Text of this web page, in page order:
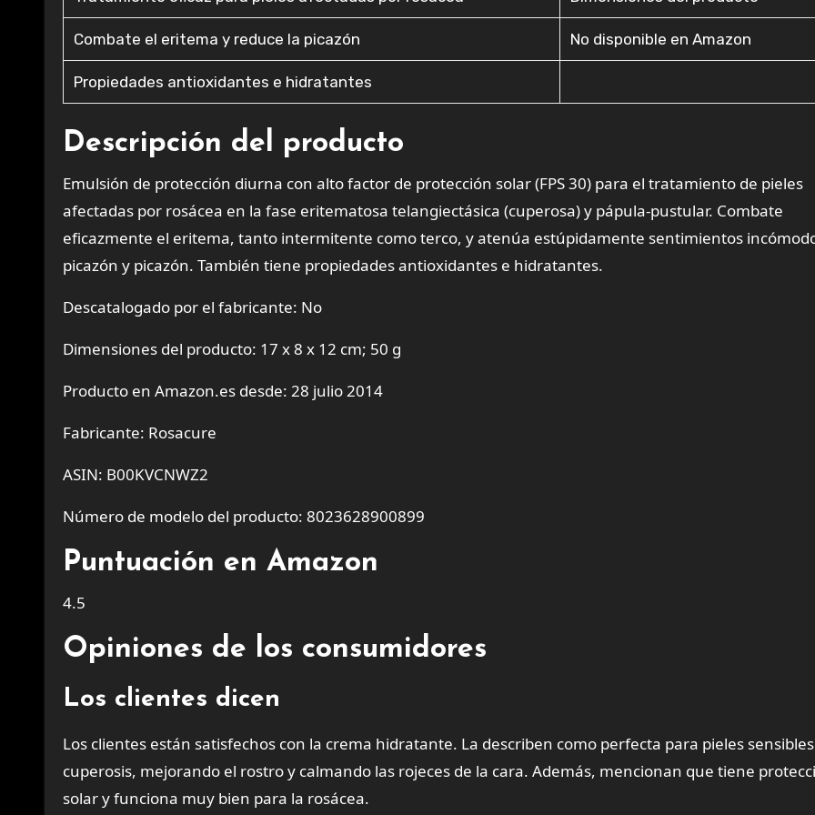
Combate el eritema y reduce la picazón No disponible en Amazon
Propiedades antioxidantes e hidratantes
Descripción del producto
Emulsión de protección diurna con alto factor de protección solar (FPS 30) para el tratamiento de pieles
afectadas por rosácea en la fase eritematosa telangiectásica (cuperosa) y pápula-pustular. Combate
eficazmente el eritema, tanto intermitente como terco, y atenúa estúpidamente sentimientos
picazón y picazón. También tiene propiedades antioxidantes e hidratantes.
Descatalogado por el fabricante: No
Dimensiones del producto: 17 x 8 x 12 cm; 50 g
Producto en Amazon.es desde: 28 julio 2014
Fabricante: Rosacure
ASIN: B00KVCNWZ2
Número de modelo del producto: 8023628900899
Puntuación en Amazon
4.5
Opiniones de los consumidores
Los clientes dicen
Los clientes están satisfechos con la crema hidratante. La describen como perfecta para pieles
cuperosis, mejorando el rostro y calmando las rojeces de la cara. Además, mencionan que tiene
solar y funciona muy bien para la rosácea.